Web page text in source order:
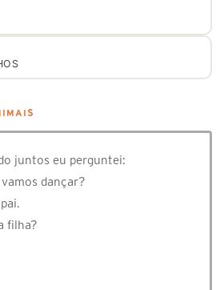
juntos eu perguntei:
dançar?
filha?